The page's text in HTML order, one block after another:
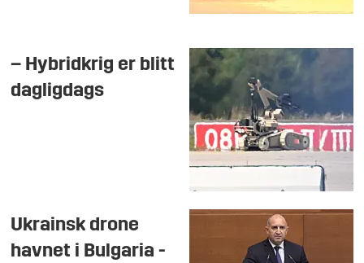
– Hybridkrig er blitt
dagligdags
Ukrainsk drone
havnet i Bulgaria -